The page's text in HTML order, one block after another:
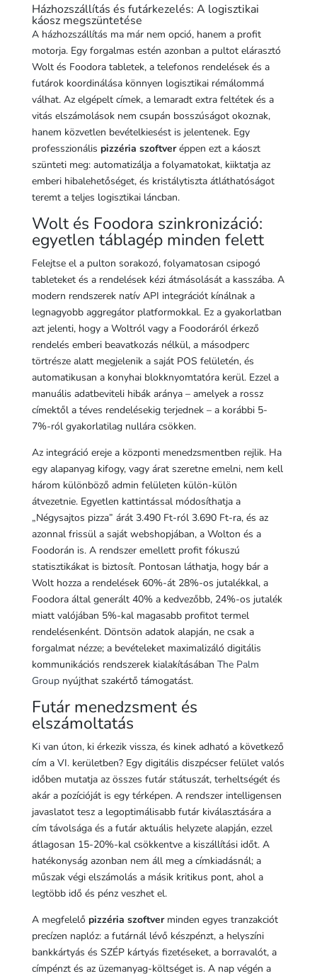
Házhozszállítás és futárkezelés: A logisztikai
káosz megszüntetése
A házhozszállítás ma már nem opció, hanem a profit
motorja. Egy forgalmas estén azonban a pultot elárasztó
Wolt és Foodora tabletek, a telefonos rendelések és a
futárok koordinálása könnyen logisztikai rémálommá
válhat. Az elgépelt címek, a lemaradt extra feltétek és a
vitás elszámolások nem csupán bosszúságot okoznak,
hanem közvetlen bevételkiesést is jelentenek. Egy
professzionális pizzéria szoftveréppen ezt a káoszt
szünteti meg: automatizálja a folyamatokat, kiiktatja az
emberi hibalehetőséget, és kristálytiszta átláthatóságot
teremt a teljes logisztikai láncban.
Wolt és Foodora szinkronizáció:
egyetlen táblagép minden felett
Felejtse el a pulton sorakozó, folyamatosan csipogó
tableteket és a rendelések kézi átmásolását a kasszába. A
modern rendszerek natív API integrációt kínálnak a
legnagyobb aggregátor platformokkal. Ez a gyakorlatban
azt jelenti, hogy a Woltról vagy a Foodoráról érkező
rendelés emberi beavatkozás nélkül, a másodperc
törtrésze alatt megjelenik a saját POS felületén, és
automatikusan a konyhai blokknyomtatóra kerül. Ezzel a
manuális adatbeviteli hibák aránya – amelyek a rossz
címektől a téves rendelésekig terjednek – a korábbi 5-
7%-ról gyakorlatilag nullára csökken.
Az integráció ereje a központi menedzsmentben rejlik. Ha
egy alapanyag kifogy, vagy árat szeretne emelni, nem kell
három különböző admin felületen külön-külön
átvezetnie. Egyetlen kattintással módosíthatja a
„Négysajtos pizza” árát 3.490 Ft-ról 3.690 Ft-ra, és az
azonnal frissül a saját webshopjában, a Wolton és a
Foodorán is. A rendszer emellett profit fókuszú
statisztikákat is biztosít. Pontosan láthatja, hogy bár a
Wolt hozza a rendelések 60%-át 28%-os jutalékkal, a
Foodora által generált 40% a kedvezőbb, 24%-os jutalék
miatt valójában 5%-kal magasabb profitot termel
rendelésenként. Döntsön adatok alapján, ne csak a
forgalmat nézze; a bevételeket maximalizáló digitális
kommunikációs rendszerek kialakításában The Palm
Groupnyújthat szakértő támogatást.
Futár menedzsment és
elszámoltatás
Ki van úton, ki érkezik vissza, és kinek adható a következő
cím a VI. kerületben? Egy digitális diszpécser felület valós
időben mutatja az összes futár státuszát, terheltségét és
akár a pozícióját is egy térképen. A rendszer intelligensen
javaslatot tesz a legoptimálisabb futár kiválasztására a
cím távolsága és a futár aktuális helyzete alapján, ezzel
átlagosan 15-20%-kal csökkentve a kiszállítási időt. A
hatékonyság azonban nem áll meg a címkiadásnál; a
műszak végi elszámolás a másik kritikus pont, ahol a
legtöbb idő és pénz veszhet el.
A megfelelő pizzéria szoftverminden egyes tranzakciót
precízen naplóz: a futárnál lévő készpénzt, a helyszíni
bankkártyás és SZÉP kártyás fizetéseket, a borravalót, a
címpénzt és az üzemanyag-költséget is. A nap végén a